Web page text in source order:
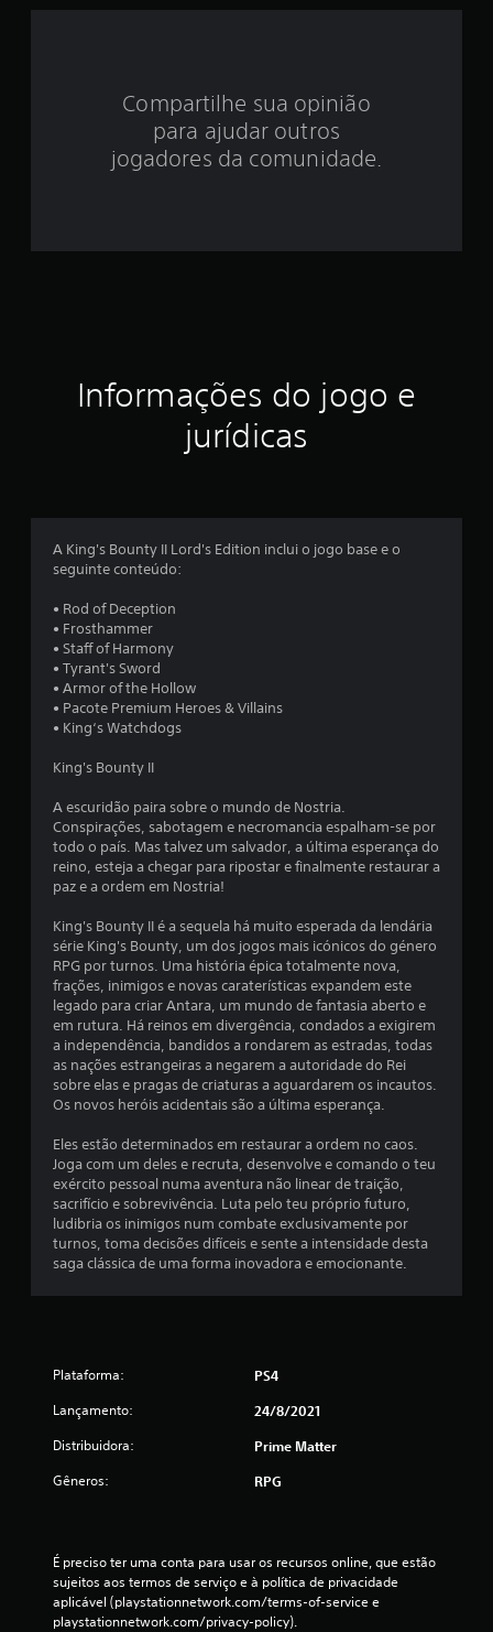
e
s
a
d
e
9
3
6
c
l
a
s
s
Compartilhe sua opinião
para ajudar outros
jogadores da comunidade.
Informações do jogo e
jurídicas
A King's Bounty II Lord's Edition inclui o jogo base e o
seguinte conteúdo:
• Rod of Deception
• Frosthammer
• Staff of Harmony
• Tyrant's Sword
• Armor of the Hollow
• Pacote Premium Heroes & Villains
• King‘s Watchdogs
King's Bounty II
A escuridão paira sobre o mundo de Nostria.
Conspirações, sabotagem e necromancia espalham-se por
todo o país. Mas talvez um salvador, a última esperança do
reino, esteja a chegar para ripostar e finalmente restaurar a
paz e a ordem em Nostria!
King's Bounty II é a sequela há muito esperada da lendária
série King's Bounty, um dos jogos mais icónicos do género
RPG por turnos. Uma história épica totalmente nova,
frações, inimigos e novas caraterísticas expandem este
legado para criar Antara, um mundo de fantasia aberto e
em rutura. Há reinos em divergência, condados a exigirem
a independência, bandidos a rondarem as estradas, todas
as nações estrangeiras a negarem a autoridade do Rei
sobre elas e pragas de criaturas a aguardarem os incautos.
Os novos heróis acidentais são a última esperança.
Eles estão determinados em restaurar a ordem no caos.
Joga com um deles e recruta, desenvolve e comando o teu
exército pessoal numa aventura não linear de traição,
sacrifício e sobrevivência. Luta pelo teu próprio futuro,
ludibria os inimigos num combate exclusivamente por
turnos, toma decisões difíceis e sente a intensidade desta
saga clássica de uma forma inovadora e emocionante.
Plataforma: PS4
Lançamento: 24/8/2021
Distribuidora: Prime Matter
Gêneros: RPG
É preciso ter uma conta para usar os recursos online, que estão
sujeitos aos termos de serviço e à política de privacidade
aplicável (playstationnetwork.com/terms-of-service e
playstationnetwork.com/privacy-policy).